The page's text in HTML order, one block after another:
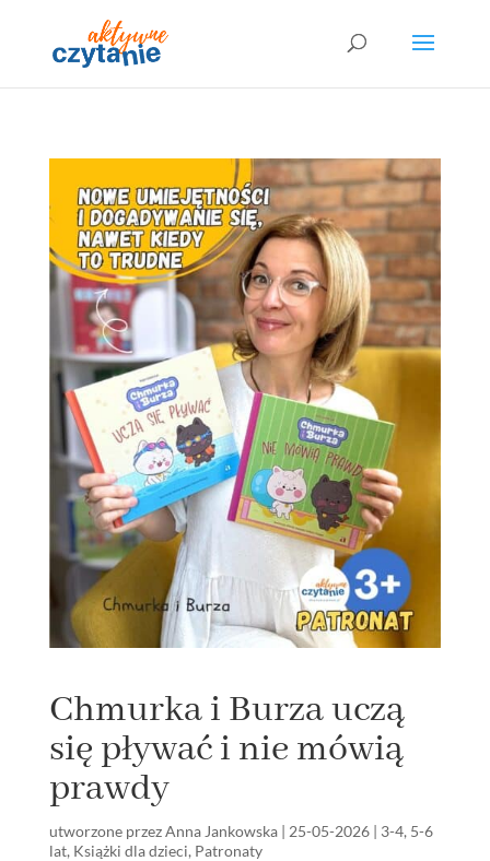
Chmurka i Burza uczą
się pływać i nie mówią
prawdy
utworzone przezAnna Jankowska| 25-05-2026| 3-4, 5-6
lat, Książki dla dzieci, Patronaty